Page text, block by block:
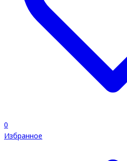
0
Избранное